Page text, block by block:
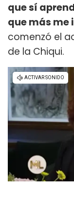
que sí
que más me
comenzó el
de la Chiqui.